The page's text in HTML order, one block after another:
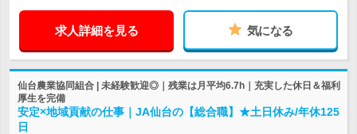
求人詳細を見る 気になる
仙台農業協同組合 | 未経験歓迎◎｜残業は月平均6.7h｜充実した休日＆福利
厚生を完備
安定×地域貢献の仕事｜JA仙台の【総合職】★土日休み/年休125
日